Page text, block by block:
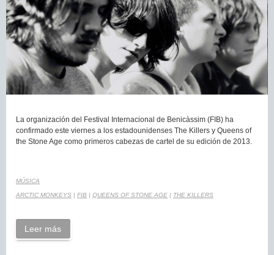
La organización del Festival Internacional de Benicàssim (FIB) ha
confirmado este viernes a los estadounidenses The Killers y Queens of
the Stone Age como primeros cabezas de cartel de su edición de 2013.
MÚSICA
ARCTIC MONKEYS | FIB | QUEENS OF STONE AGE | THE KILLERS
Leer más